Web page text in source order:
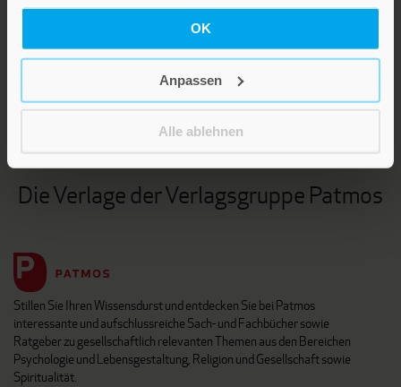
OK
Anpassen
Alle ablehnen
LEBE GUT MAGAZIN
NEWSLETTER
KARRIERE
Die Verlage der Verlagsgruppe Patmos
Stillen Sie Ihren Wissensdurst und entdecken Sie bei Patmos
interessante und aufschlussreiche Sach- und Fachbücher sowie
Ratgeber zu gesellschaftlich relevanten Themen aus den Bereichen
Psychologie und Lebensgestaltung, Religion und Gesellschaft sowie
Spiritualität.